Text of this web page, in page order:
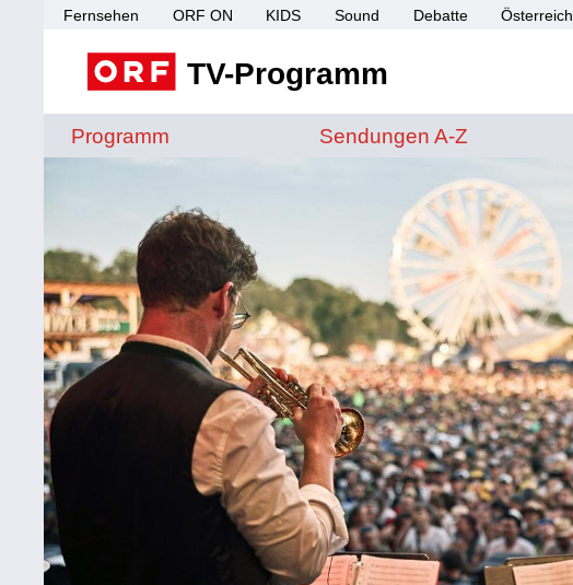
Fernsehen ORF ON KIDS Sound Debatte Österreich
TV-Programm
Programm Sendungen von A bis Z
Sendungen A-Z